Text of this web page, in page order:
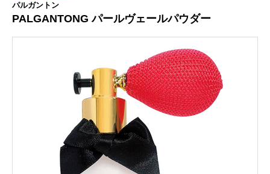
パルガントン
PALGANTONG パールヴェールパウダー